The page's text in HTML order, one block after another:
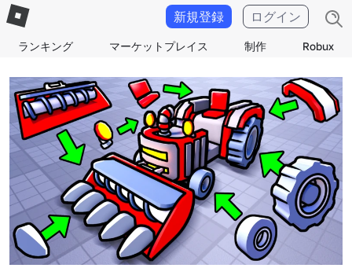
ランキング マーケットプレイス 制作 Robux
新規登録 ログイン